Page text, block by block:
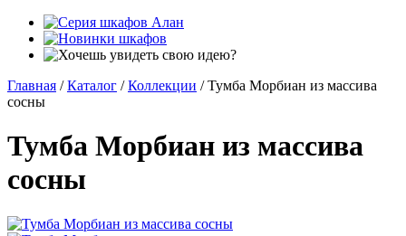
Главная / Каталог / Коллекции / Тумба Морбиан из массива
сосны
Тумба Морбиан из массива
сосны